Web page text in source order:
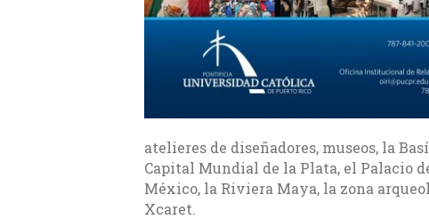
atelieres de diseñadores, museos, la
Capital Mundial de la Plata, el Palacio
México, la Riviera Maya, la zona
Xcaret.